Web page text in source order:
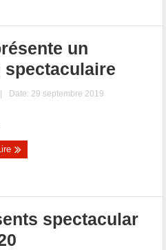
un
spectaculaire
| Date: 29 septembre 2019
spectacular